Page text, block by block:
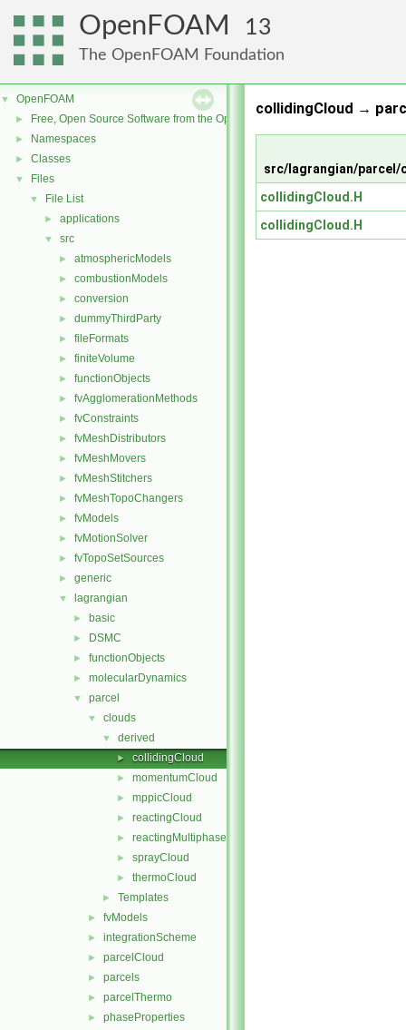
OpenFOAM 13
The OpenFOAM Foundation
▼ OpenFOAM
► Free, Open Source Software from the OpenFOAM Foundation
► Namespaces
► Classes
▼ Files
▼ File List
► applications
▼ src
► atmosphericModels
► combustionModels
► conversion
► dummyThirdParty
► fileFormats
► finiteVolume
► functionObjects
► fvAgglomerationMethods
► fvConstraints
► fvMeshDistributors
► fvMeshMovers
► fvMeshStitchers
► fvMeshTopoChangers
► fvModels
► fvMotionSolver
► fvTopoSetSources
► generic
▼ lagrangian
► basic
► DSMC
► functionObjects
► molecularDynamics
▼ parcel
▼ clouds
▼ derived
► collidingCloud
► momentumCloud
► mppicCloud
► reactingCloud
► reactingMultiphaseCloud
► sprayCloud
► thermoCloud
► Templates
► fvModels
► integrationScheme
► parcelCloud
► parcels
► parcelThermo
► phaseProperties
collidingCloud →
src/lagrangian/
collidingCloud.H
collidingCloud.H